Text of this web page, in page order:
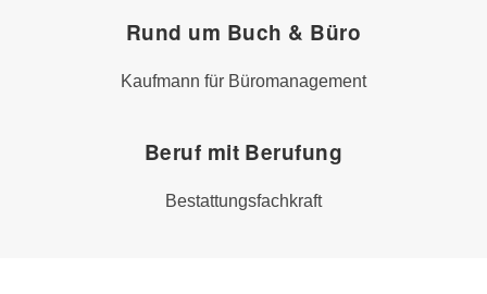
Rund um Buch & Büro
Kaufmann für Büromanagement
Beruf mit Berufung
Bestattungsfachkraft